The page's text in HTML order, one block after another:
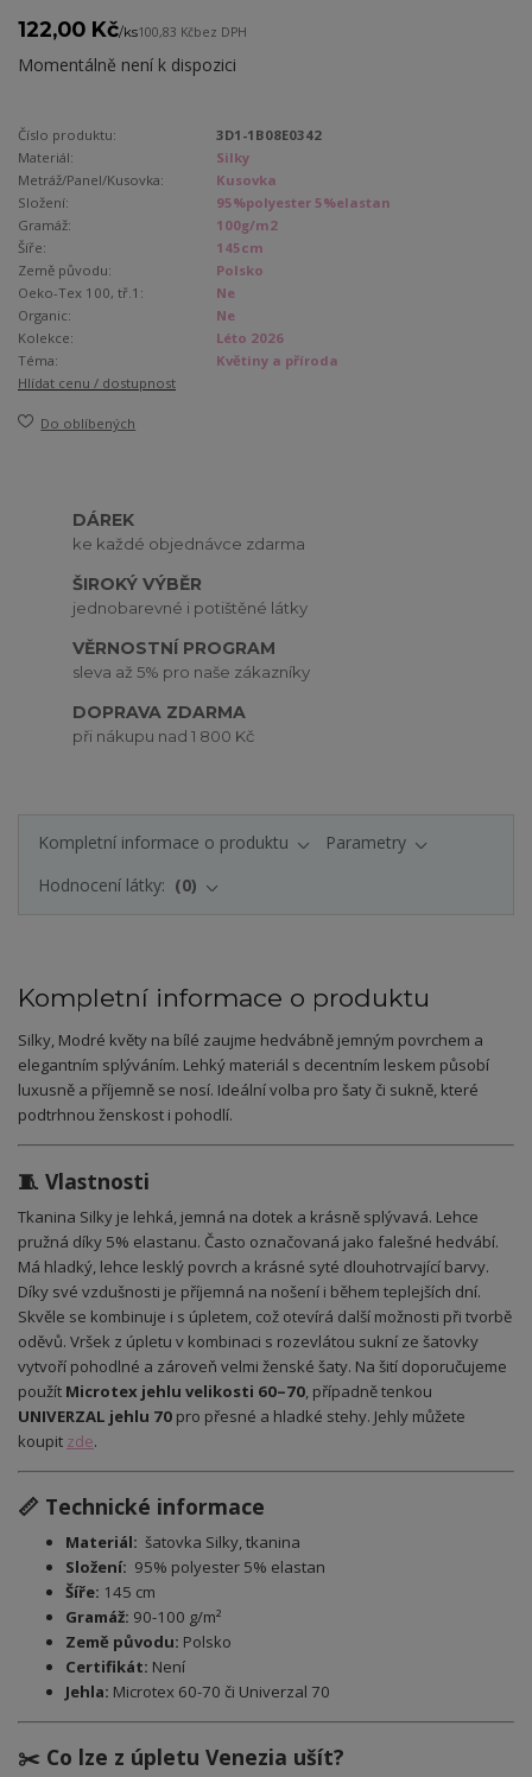
122,00 Kč/ks100,83 Kčbez DPH
Momentálně není k dispozici
Číslo produktu:
3D1-1B08E0342
Materiál:
Silky
Metráž/Panel/Kusovka:
Kusovka
Složení:
95%polyester 5%elastan
Gramáž:
100g/m2
Šíře:
145cm
Země původu:
Polsko
Oeko-Tex 100, tř.1:
Ne
Organic:
Ne
Kolekce:
Léto 2026
Téma:
Květiny a příroda
Hlídat cenu / dostupnost
Do oblíbených
DÁREK
ke každé objednávce zdarma
ŠIROKÝ VÝBĚR
jednobarevné i potištěné látky
VĚRNOSTNÍ PROGRAM
sleva až 5% pro naše zákazníky
DOPRAVA ZDARMA
při nákupu nad 1 800 Kč
Kompletní informace o produktu
Parametry
Hodnocení látky:
0
Kompletní informace o produktu
Silky, Modré květy na bílé zaujme hedvábně jemným povrchem a
elegantním splýváním. Lehký materiál s decentním leskem působí
luxusně a příjemně se nosí. Ideální volba pro šaty či sukně, které
podtrhnou ženskost i pohodlí.
🧵 Vlastnosti
Tkanina Silky je lehká, jemná na dotek a krásně splývavá. Lehce
pružná díky 5% elastanu. Často označovaná jako falešné hedvábí.
Má hladký, lehce lesklý povrch a krásné syté dlouhotrvající barvy.
Díky své vzdušnosti je příjemná na nošení i během teplejších dní.
Skvěle se kombinuje i s úpletem, což otevírá další možnosti při tvorbě
oděvů. Vršek z úpletu v kombinaci s rozevlátou sukní ze šatovky
vytvoří pohodlné a zároveň velmi ženské šaty. Na šití doporučujeme
použít Microtex jehlu velikosti 60–70, případně tenkou
UNIVERZAL jehlu 70 pro přesné a hladké stehy. Jehly můžete
koupit zde.
📏 Technické informace
Materiál: šatovka Silky, tkanina
Složení: 95% polyester 5% elastan
Šíře: 145 cm
Gramáž: 90-100 g/m²
Země původu: Polsko
Certifikát: Není
Jehla: Microtex 60-70 či Univerzal 70
✂️ Co lze z úpletu Venezia ušít?